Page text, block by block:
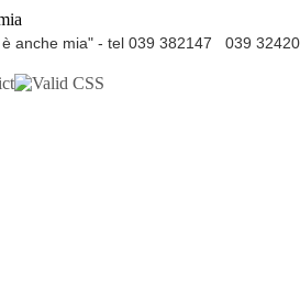
è anche mia" - tel 039 382147 039